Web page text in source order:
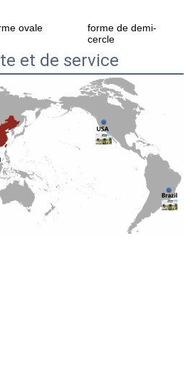
ovale
forme de demi-
cercle
et de service